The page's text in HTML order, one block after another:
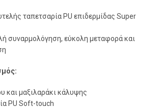
ταπετσαρία PU επιδερμίδας Super
συναρμολόγηση, εύκολη μεταφορά και
μαξιλαράκι κάλυψης
PU Soft-touch